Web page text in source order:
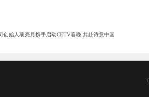
创始人项亮月携手启动CETV春晚 共赴诗意中国